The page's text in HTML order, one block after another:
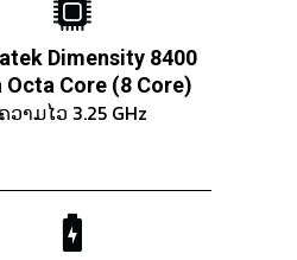
Dimensity 8400
Octa Core (8 Core)
ຄວາມໄວ 3.25 GHz